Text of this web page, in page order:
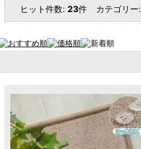
ヒット件数: 23件 カテゴリー: